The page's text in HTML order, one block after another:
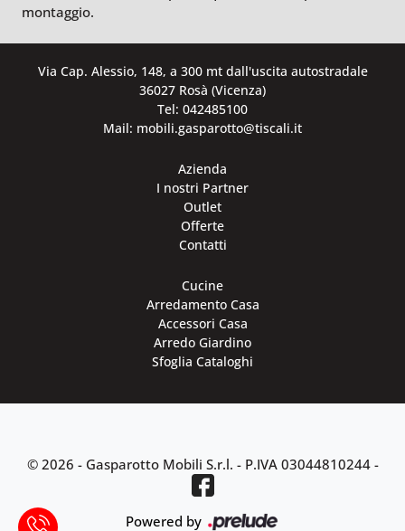
montaggio.
Via Cap. Alessio, 148, a 300 mt dall'uscita autostradale
36027 Rosà (Vicenza)
Tel: 042485100
Mail: mobili.gasparotto@tiscali.it
Azienda
I nostri Partner
Outlet
Offerte
Contatti
Cucine
Arredamento Casa
Accessori Casa
Arredo Giardino
Sfoglia Cataloghi
© 2026 - Gasparotto Mobili S.r.l. - P.IVA 03044810244-
Powered by